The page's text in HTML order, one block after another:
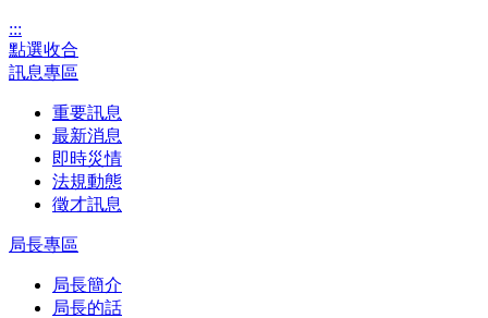
:::
點選收合
訊息專區
重要訊息
最新消息
即時災情
法規動態
徵才訊息
局長專區
局長簡介
局長的話